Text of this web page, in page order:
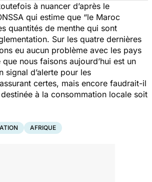
à nuancer d’après le
qui estime que “le Maroc
quantités de menthe qui sont
Sur les quatre dernières
eu aucun problème avec les pays
nous faisons aujourd’hui est un
signal d’alerte pour les
certes, mais encore faudrait-il
à la consommation locale soit
AFRIQUE